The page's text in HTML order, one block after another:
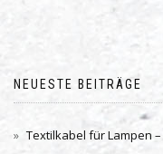
NEUESTE BEITRÄGE
Textilkabel für Lampen